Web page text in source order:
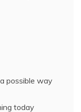
possible way
today